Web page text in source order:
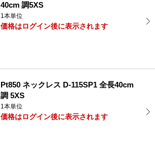
40cm 調5XS
1本単位
価格はログイン後に表示されます
Pt850 ネックレス D-115SP1 全長40cm
調 5XS
1本単位
価格はログイン後に表示されます